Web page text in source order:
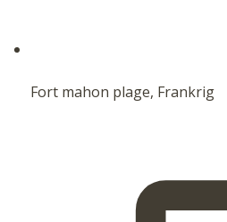
Fort mahon plage, Frankrig